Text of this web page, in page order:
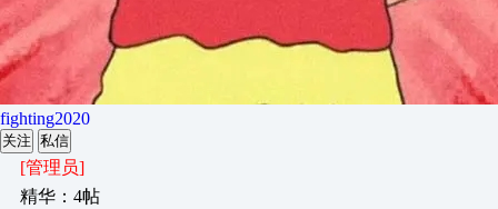
fighting2020
关注 私信
[管理员]
精华：4帖